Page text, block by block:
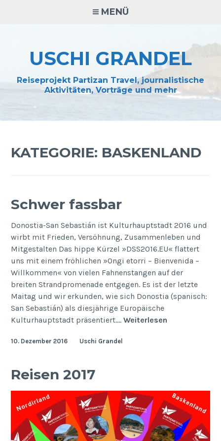
MENÜ
USCHI GRANDEL
Reiseprojekt Partizan Travel, journalistische
Aktivitäten, Vorträge und mehr
KATEGORIE: BASKENLAND
Schwer fassbar
Donostia-San Sebastián ist Kulturhauptstadt 2016 und
wirbt mit Frieden, Versöhnung, Zusammenleben und
Mitgestalten Das hippe Kürzel »DSS2016.EU« flattert
uns mit einem fröhlichen »Ongi etorri – Bienvenida –
Willkommen« von vielen Fahnenstangen auf der
breiten Strandpromenade entgegen. Es ist der letzte
Maitag und wir erkunden, wie sich Donostia (spanisch:
San Sebastián) als diesjährige Europäische
Kulturhauptstadt präsentiert.…Weiterlesen
10. Dezember 2016 Uschi Grandel
Reisen 2017